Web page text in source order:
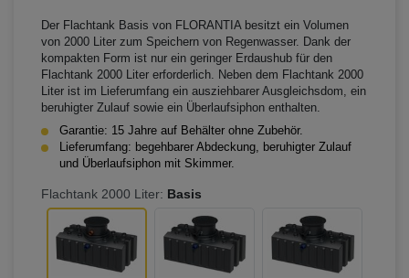
Der Flachtank Basis von FLORANTIA besitzt ein Volumen
von 2000 Liter zum Speichern von Regenwasser. Dank der
kompakten Form ist nur ein geringer Erdaushub für den
Flachtank 2000 Liter erforderlich. Neben dem Flachtank 2000
Liter ist im Lieferumfang ein ausziehbarer Ausgleichsdom, ein
beruhigter Zulauf sowie ein Überlaufsiphon enthalten.
Garantie: 15 Jahre auf Behälter ohne Zubehör.
Lieferumfang: begehbarer Abdeckung, beruhigter Zulauf
und Überlaufsiphon mit Skimmer.
Flachtank 2000 Liter: Basis